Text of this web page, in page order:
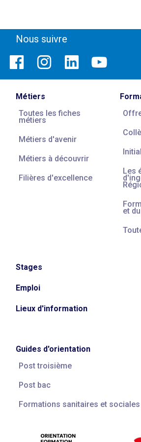
Nous suivre
Métiers
Toutes les fiches
métiers
Métiers d'avenir
Métiers à découvrir
Filières d'excellence
Les
et
Stages
Emploi
Lieux d'information
Guides d'orientation
Post troisième
Post bac
Formations sanitaires et